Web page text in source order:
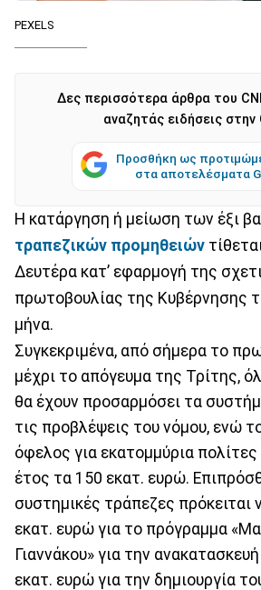
PEXELS
Δες περισσότερα άρθρα του
αναζητάς ειδήσεις στην
Προσθήκη ως
στα αποτελέσματα
Η κατάργηση ή μείωση των έξι
τραπεζικών προμηθειών
Δευτέρα κατ’ εφαρμογή της
πρωτοβουλίας της Κυβέρνησης
μήνα.
Συγκεκριμένα, από σήμερα το
μέχρι το απόγευμα της Τρίτης,
θα έχουν προσαρμόσει τα
τις προβλέψεις του νόμου, ενώ
όφελος για εκατομμύρια πολίτες
έτος τα 150 εκατ. ευρώ.
συστημικές τράπεζες πρόκειται
εκατ. ευρώ για το πρόγραμμα
Γιαννάκου» για την
εκατ. ευρώ για την δημιουργία